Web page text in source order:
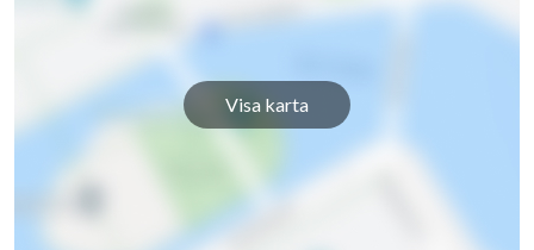
Visa karta